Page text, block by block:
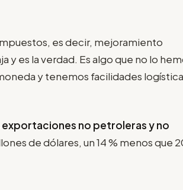
es decir, mejoramiento
y es la verdad. Es algo que no lo
y tenemos facilidades
exportaciones no petroleras y no
de dólares, un 14 % menos que